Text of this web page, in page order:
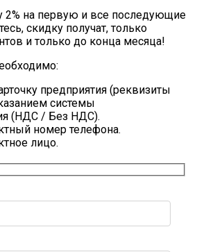
2% на первую и все последующие
скидку получат, только
и только до конца месяца!
предприятия (реквизиты
системы
(НДС / Без НДС).
номер телефона.
лицо.